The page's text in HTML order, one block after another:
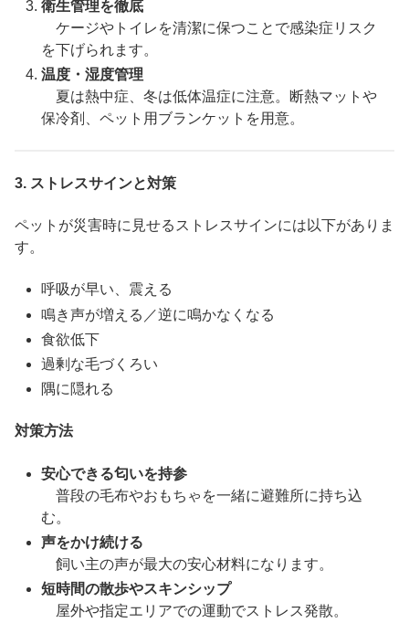
衛生管理を徹底
ケージやトイレを清潔に保つことで感染症リスク
を下げられます。
温度・湿度管理
夏は熱中症、冬は低体温症に注意。断熱マットや
保冷剤、ペット用ブランケットを用意。
3. ストレスサインと対策
ペットが災害時に見せるストレスサインには以下がありま
す。
呼吸が早い、震える
鳴き声が増える／逆に鳴かなくなる
食欲低下
過剰な毛づくろい
隅に隠れる
対策方法
安心できる匂いを持参
普段の毛布やおもちゃを一緒に避難所に持ち込
む。
声をかけ続ける
飼い主の声が最大の安心材料になります。
短時間の散歩やスキンシップ
屋外や指定エリアでの運動でストレス発散。